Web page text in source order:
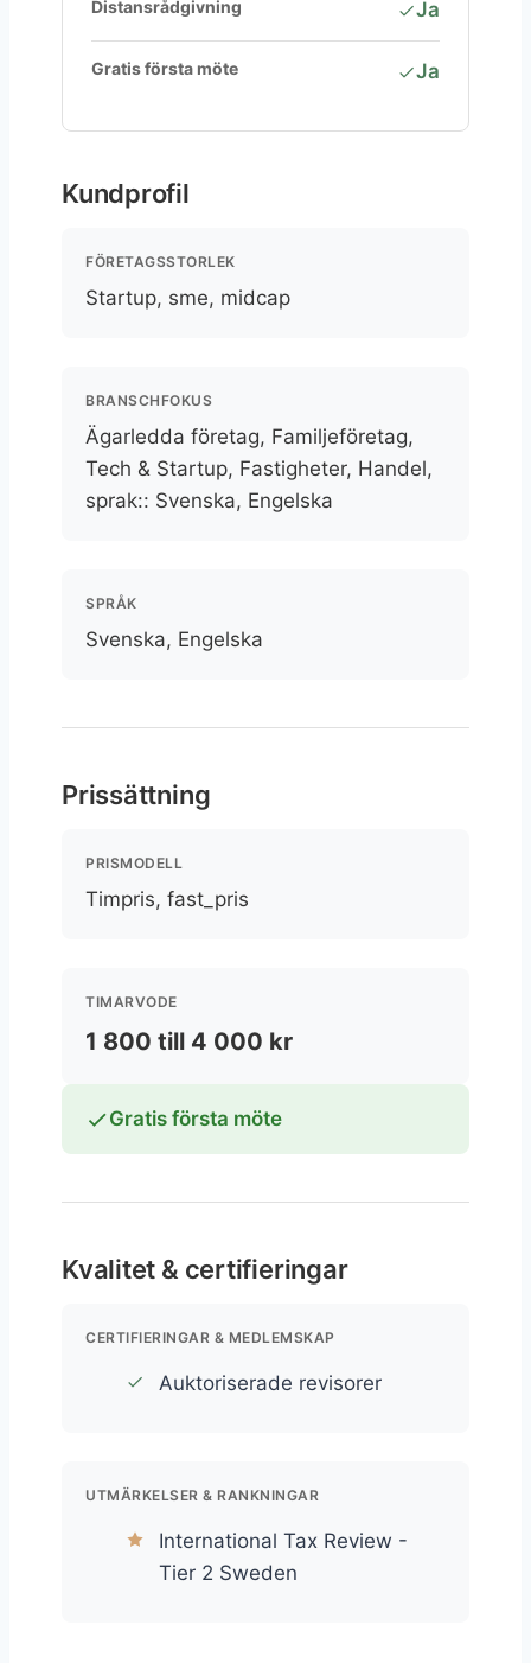
Distansrådgivning Ja
Gratis första möte Ja
Kundprofil
FÖRETAGSSTORLEK
Startup, sme, midcap
BRANSCHFOKUS
Ägarledda företag, Familjeföretag,
Tech & Startup, Fastigheter, Handel,
sprak:: Svenska, Engelska
SPRÅK
Svenska, Engelska
Prissättning
PRISMODELL
Timpris, fast_pris
TIMARVODE
1 800 till 4 000 kr
Gratis första möte
Kvalitet & certifieringar
CERTIFIERINGAR & MEDLEMSKAP
Auktoriserade revisorer
UTMÄRKELSER & RANKNINGAR
International Tax Review -
Tier 2 Sweden